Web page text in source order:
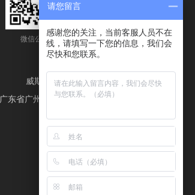
微信公众号 二维码
威斯肯（广州）环保科技有限公司
广东省广州市番禺区化龙镇金荷一路20号
请您留言
感谢您的关注，当前客服人员不在
线，请填写一下您的信息，我们会
尽快和您联系。